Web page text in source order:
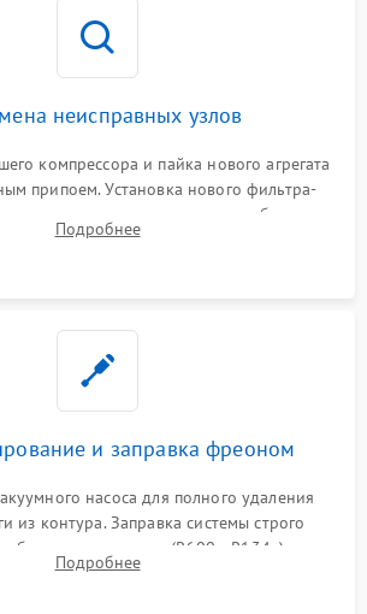
неисправных узлов
компрессора и пайка нового агрегата
припоем. Установка нового фильтра-
изношенных вентиляторов обдува,
или поврежденных дверных петель.
Подробнее
и заправка фреоном
насоса для полного удаления
из контура. Заправка системы строго
объемом хладагента (R600a, R134a) по
Контроль рабочего давления в системе.
Подробнее